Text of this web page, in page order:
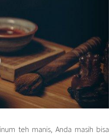
teh manis, Anda masih bisa